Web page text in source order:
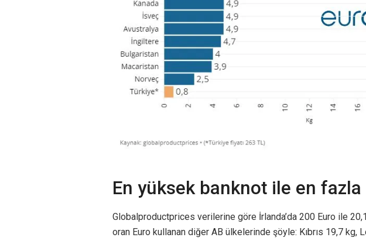
En yüksek banknot ile en fazla
Globalproductprices verilerine göre İrlanda’da 200 Euro ile
oran Euro kullanan diğer AB ülkelerinde şöyle: Kıbrıs 19,7 kg,